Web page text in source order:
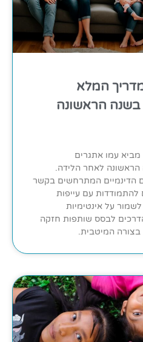
המלא
הראשונה
מביא עמו אתגרים
לאחר הלידה.
הדינמיים המתרחשים בקשר
להתמודדות עם עייפות
על אינטימיות
לבסס שותפות חזקה
המיטבית.